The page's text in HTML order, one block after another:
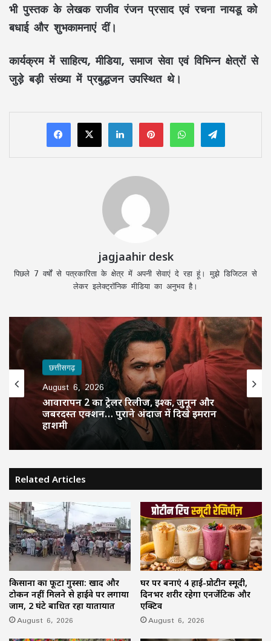
भी पुस्तक के लेखकराजीव रंजन प्रसादएवंरचना नायडूको
बधाई और शुभकामनाएं दीं।
कार्यक्रम मेंसाहित्य, मीडिया, समाज सेवाएवं विभिन्न क्षेत्रों से
जुड़े बड़ी संख्या मेंप्रबुद्धजनउपस्थित थे।
LinkedInPinterestWhatsAppTelegram
jagjaahir desk
पिछले 7 वर्षों से पत्रकारिता के क्षेत्र में अपनी सेवाएं दे रहा हूं। मुझे डिजिटल से
लेकर इलेक्ट्रॉनिक मीडिया का अनुभव है।
छत्तीसगढ़
August 6, 2026
आवारापन 2 का ट्रेलर रिलीज, इश्क, जुनून और
जबरदस्त एक्शन… पुराने अंदाज में दिखे इमरान
हाशमी
Related Articles
किसानों का फूटा गुस्सा: खाद और
टोकन नहीं मिलने से हाईवे पर लगाया
जाम, 2 घंटे बाधित रहा यातायात
August 6, 2026
घर पर बनाएं 4 हाई-प्रोटीन स्मूदी,
दिनभर शरीर रहेगा एनर्जेटिक और
एक्टिव
August 6, 2026